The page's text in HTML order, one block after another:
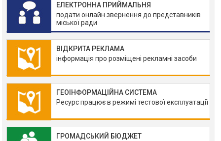
ЕЛЕКТРОННА ПРИЙМАЛЬНЯ
подати онлайн звернення до представників
міської ради
ВІДКРИТА РЕКЛАМА
інформація про розміщені рекламні засоби
ГЕОІНФОРМАЦІЙНА СИСТЕМА
Ресурс працює в режимі тестової експлуатації
ГРОМАДСЬКИЙ БЮДЖЕТ